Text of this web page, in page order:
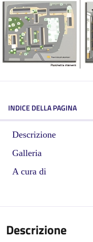
INDICE DELLA PAGINA
Descrizione
Galleria
A cura di
Descrizione